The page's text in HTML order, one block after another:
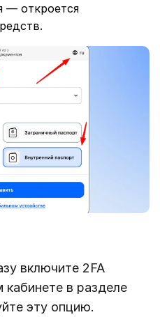
— откроется
включите 2FA
в разделе
эту опцию.